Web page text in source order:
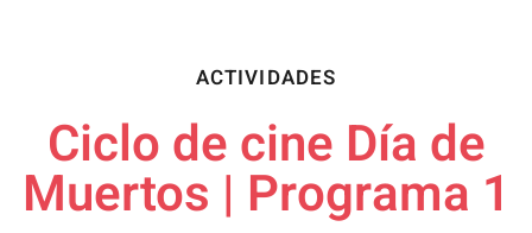
ACTIVIDADES
Ciclo de cine Día de
Muertos | Programa 1